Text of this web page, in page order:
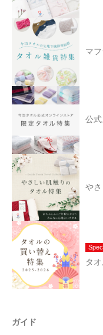
マ
公
や
タ
ガイド